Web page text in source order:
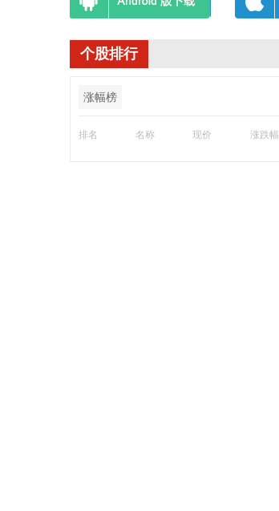
个股排行
涨幅榜
排名 名称 现价 涨跌幅